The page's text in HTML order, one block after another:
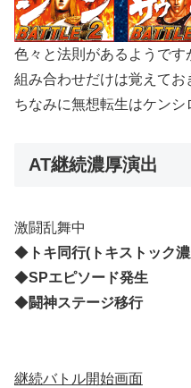
色々と法則があるようで
組み合わせだけは覚えてお
ちなみに無想転生はケンシ
AT継続濃厚演出
激闘乱舞中
◆ トキ同行(トキストック
◆SPエピソード発生
◆闘神ステージ移行
継続バトル開始画面